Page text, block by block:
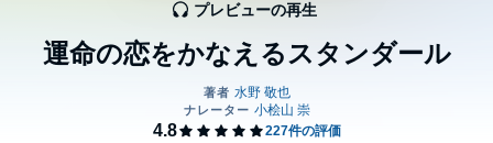
運命の恋をかなえるスタンダール
プレビューの再生